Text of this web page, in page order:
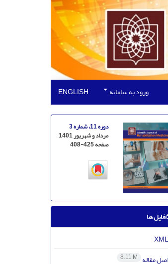
ورود به سامانه ENGLISH
دوره 11، شماره 3
مرداد و شهریور 1401
صفحه408-425
فایل ها
اصل مقاله 8.11 M